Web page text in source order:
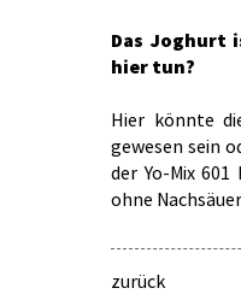
Das Joghurt
hier tun?
Hier könnte
gewesen sein
der Yo-Mix
ohne
zurück